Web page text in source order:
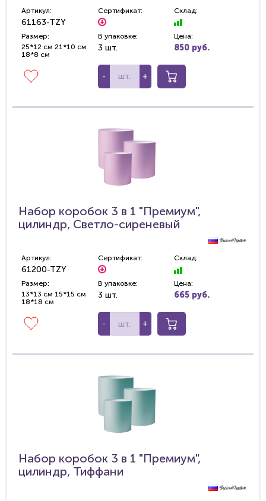
Артикул:
61163-TZY
Сертификат: Склад:
Размер:
25*12 см 21*10 см
18*8 см
В упаковке:
3 шт.
Цена:
850 руб.
- +
Набор коробок 3 в 1 "Премиум",
цилиндр, Светло-сиреневый
Артикул:
61200-TZY
Сертификат: Склад:
Размер:
13*13 см 15*15 см
18*18 см
В упаковке:
3 шт.
Цена:
665 руб.
- +
Набор коробок 3 в 1 "Премиум",
цилиндр, Тиффани